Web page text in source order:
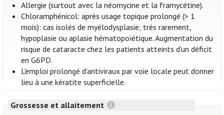
Allergie (surtout avec la néomycine et la framycétine).
Chloramphénicol: après usage topique prolongé (> 1
mois): cas isolés de myélodysplasie; très rarement,
hypoplasie ou aplasie hématopoïétique. Augmentation du
risque de cataracte chez les patients atteints d'un déficit
en G6PD.
L'emploi prolongé d'antiviraux par voie locale peut donner
lieu à une kératite superficielle.
Grossesse et allaitement